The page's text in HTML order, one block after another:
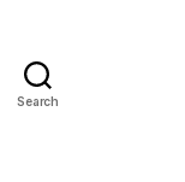
Search